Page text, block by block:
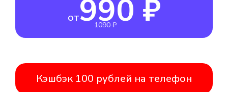
от990 ₽
1090 ₽
Кэшбэк 100 рублей на телефон